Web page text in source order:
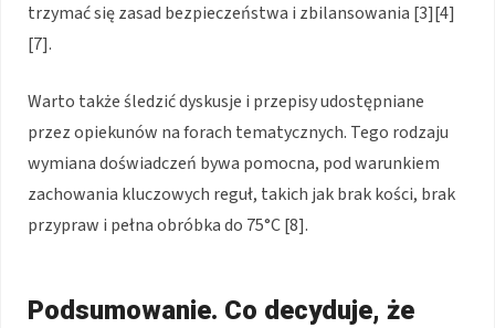
trzymać się zasad bezpieczeństwa i zbilansowania [3][4]
[7].
Warto także śledzić dyskusje i przepisy udostępniane
przez opiekunów na forach tematycznych. Tego rodzaju
wymiana doświadczeń bywa pomocna, pod warunkiem
zachowania kluczowych reguł, takich jak brak kości, brak
przypraw i pełna obróbka do 75°C [8].
Podsumowanie. Co decyduje, że